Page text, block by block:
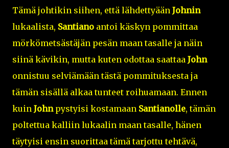
Tämä johtikin siihen, että lähdettyään Johnin
lukaalista, Santiano antoi käskyn pommittaa
mörkömetsästäjän pesän maan tasalle ja näin
siinä kävikin, mutta kuten odottaa saattaa John
onnistuu selviämään tästä pommituksesta ja
tämän sisällä alkaa tunteet roihuamaan. Ennen
kuin Johnpystyisi kostamaan Santianolle, tämän
poltettua kalliin lukaalin maan tasalle, hänen
täytyisi ensin suorittaa tämä tarjottu tehtävä,